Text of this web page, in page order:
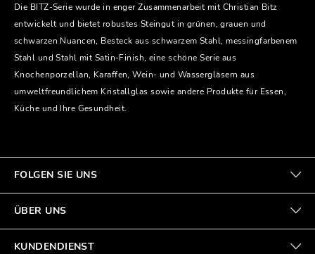
Die BITZ-Serie wurde in enger Zusammenarbeit mit Christian Bitz
entwickelt und bietet robustes Steingut in grünen, grauen und
schwarzen Nuancen, Besteck aus schwarzem Stahl, messingfarbenem
Stahl und Stahl mit Satin-Finish, eine schöne Serie aus
Knochenporzellan, Karaffen, Wein- und Wassergläsern aus
umweltfreundlichem Kristallglas sowie andere Produkte für Essen,
Küche und Ihre Gesundheit.
FOLGEN SIE UNS
ÜBER UNS
KUNDENDIENST